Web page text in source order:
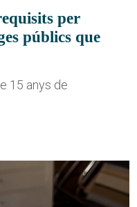
per
públics que
15 anys de